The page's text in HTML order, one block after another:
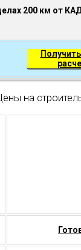
200 км от
на